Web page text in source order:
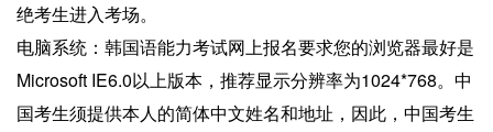
绝考生进入考场。
电脑系统：韩国语能力考试网上报名要求您的浏览器最好是
Microsoft IE6.0以上版本，推荐显示分辨率为1024*768。中
国考生须提供本人的简体中文姓名和地址，因此，中国考生